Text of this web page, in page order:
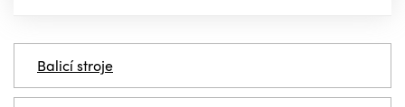
Balicí stroje